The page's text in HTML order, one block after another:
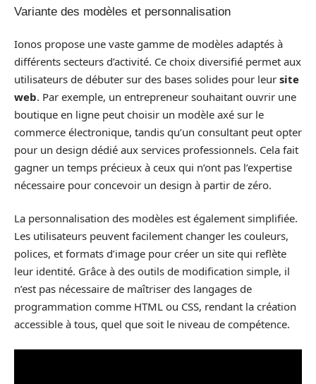
Variante des modèles et personnalisation
Ionos propose une vaste gamme de modèles adaptés à
différents secteurs d’activité. Ce choix diversifié permet aux
utilisateurs de débuter sur des bases solides pour leur site
web. Par exemple, un entrepreneur souhaitant ouvrir une
boutique en ligne peut choisir un modèle axé sur le
commerce électronique, tandis qu’un consultant peut opter
pour un design dédié aux services professionnels. Cela fait
gagner un temps précieux à ceux qui n’ont pas l’expertise
nécessaire pour concevoir un design à partir de zéro.
La personnalisation des modèles est également simplifiée.
Les utilisateurs peuvent facilement changer les couleurs,
polices, et formats d’image pour créer un site qui reflète
leur identité. Grâce à des outils de modification simple, il
n’est pas nécessaire de maîtriser des langages de
programmation comme HTML ou CSS, rendant la création
accessible à tous, quel que soit le niveau de compétence.